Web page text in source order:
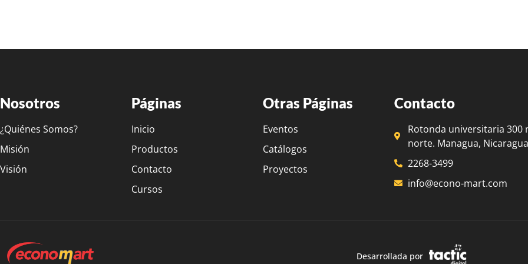
Nosotros
¿Quiénes Somos?
Misión
Visión
Páginas
Inicio
Productos
Contacto
Cursos
Otras Páginas
Eventos
Catálogos
Proyectos
Contacto
Rotonda universitaria 300
norte. Managua,
2268-3499
info@econo-mart.com
Desarrollada por